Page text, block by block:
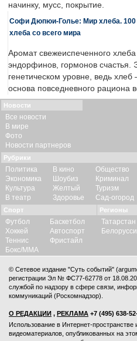
начинку, мусс, покрытие.
Софи Дюпюи-Голье: Мир хлеба. 100
хлеба со всего мира
Аромат свежеиспеченного
эндорфинов, гормонов счастья.
генетическом уровне, ведь
основа повседневного рациона
Новости
Все новости
В мире
Фото
Новости партнеров
Рубрики
Политика
Экономика
Культура
В театр
В кино
Шоубиз
Желтый
Здоровье
Общество
Криминал
Туризм
Сад-огород
Спорт
Футбол
Хоккей
Теннис
Бокс/ММА
Баскетбол
Автоспорт
Фристайл
Регионы
Татарстан
© Сетевое издание "Суть событий"
регистрации Эл № ФС77-62778 от
службой по надзору в сфере связи,
коммуникаций (Роскомнадзор).
О РЕДАКЦИИ , РЕКЛАМА +7 (495) 638-
Использование в Интернет-
видеоматериалов, опубликованных на